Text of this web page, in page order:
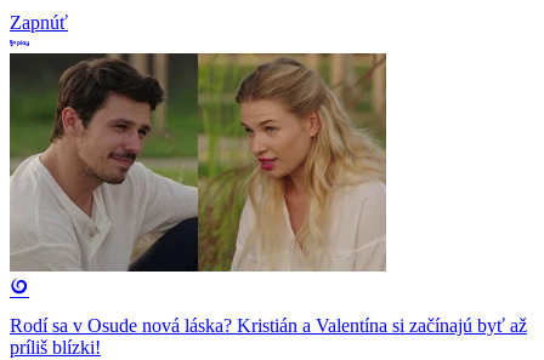
Zapnúť
Rodí sa v Osude nová láska? Kristián a Valentína si začínajú byť až
príliš blízki!